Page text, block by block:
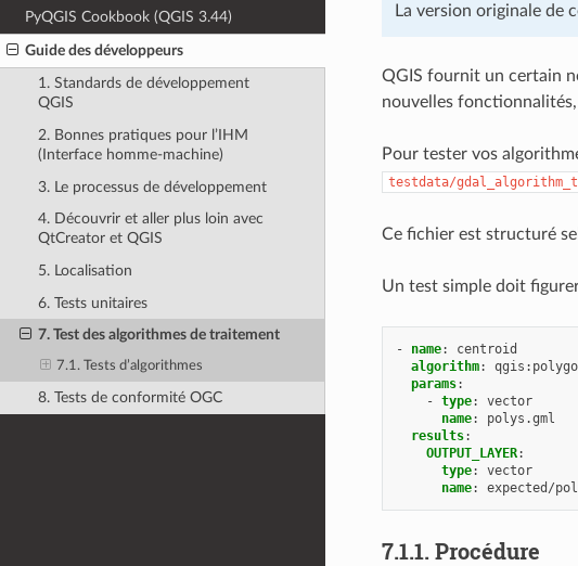
PyQGIS Cookbook (QGIS 3.44)
Guide des développeurs
1. Standards de développement
QGIS
2. Bonnes pratiques pour l’IHM
(Interface homme-machine)
3. Le processus de développement
4. Découvrir et aller plus loin avec
QtCreator et QGIS
5. Localisation
6. Tests unitaires
7. Test des algorithmes de traitement
7.1. Tests d’algorithmes
8. Tests de conformité OGC
La version originale de
QGIS fournit un certain
nouvelles
Pour tester vos
testdata/
Ce fichier est structuré
Un test simple doit
- name:
centroid
algorithm:
params:
- type:
vector
name:
polys.gml
results:
OUTPUT_LAYER:
type:
vector
name: expected/
7.1.1. Procédure